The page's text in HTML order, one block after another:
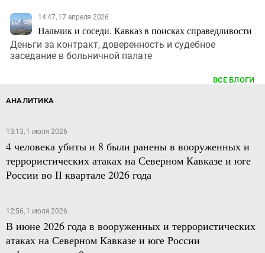
14:47, 17 апреля 2026
Нальчик и соседи. Кавказ в поисках справедливости
Деньги за контракт, доверенность и судебное
заседание в больничной палате
ВСЕ БЛОГИ
АНАЛИТИКА
13:13, 1 июля 2026
4 человека убиты и 8 были ранены в вооруженных и
террористических атаках на Северном Кавказе и юге
России во II квартале 2026 года
12:56, 1 июля 2026
В июне 2026 года в вооруженных и террористических
атаках на Северном Кавказе и юге России